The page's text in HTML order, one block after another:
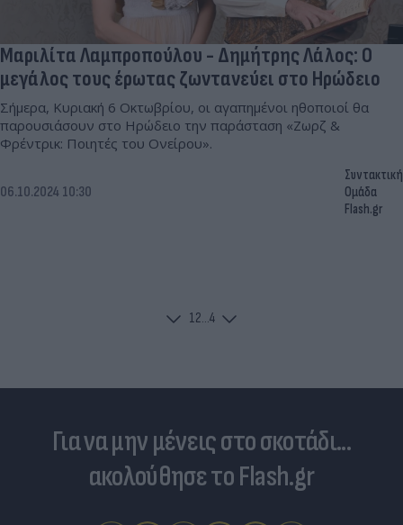
Μαριλίτα Λαμπροπούλου - Δημήτρης Λάλος: Ο
μεγάλος τους έρωτας ζωντανεύει στο Ηρώδειο
Σήμερα, Κυριακή 6 Οκτωβρίου, οι αγαπημένοι ηθοποιοί θα
παρουσιάσουν στο Ηρώδειο την παράσταση «Ζωρζ &
Φρέντρικ: Ποιητές του Ονείρου».
06.10.2024 10:30
Συντακτική
Ομάδα
Flash.gr
12...4
Για να μην μένεις στο σκοτάδι...
ακολούθησε το Flash.gr